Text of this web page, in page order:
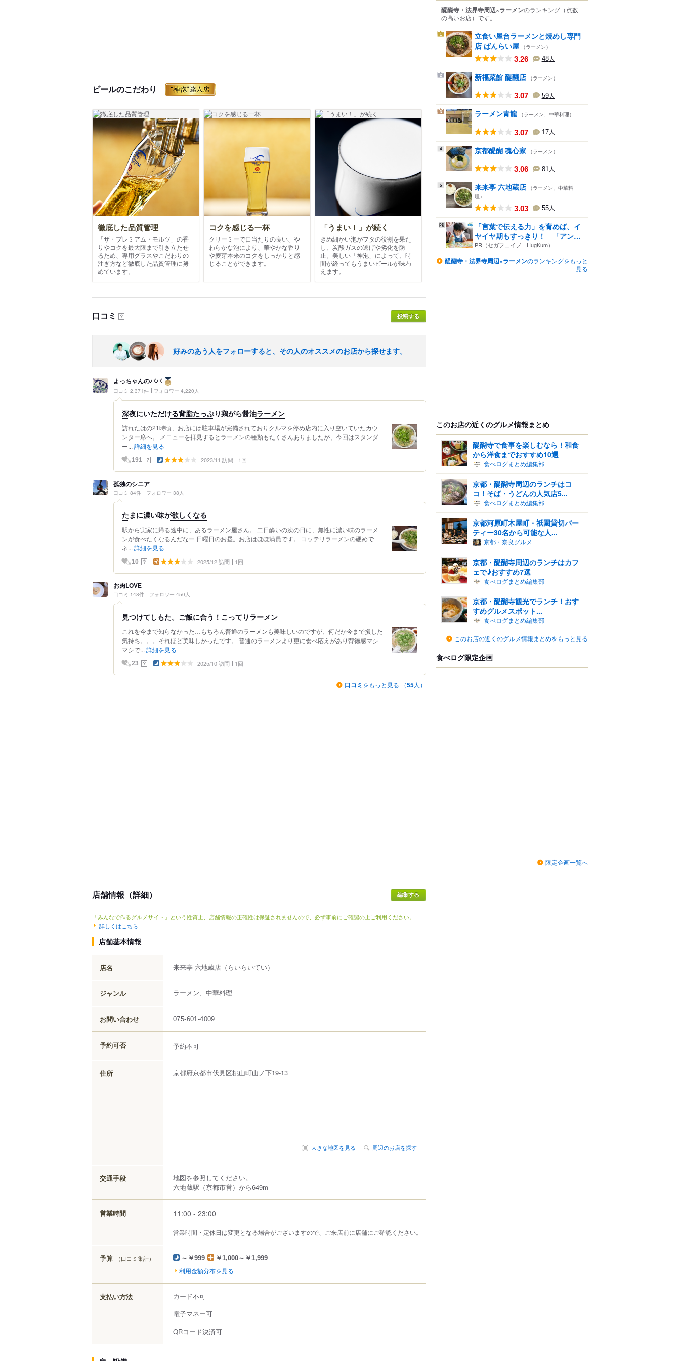
ビールのこだわり
徹底した品質管理
「ザ・プレミアム・モルツ」の香
りやコクを最大限まで引き立たせ
るため、専用グラスやこだわりの
注ぎ方など徹底した品質管理に努
めています。
コクを感じる一杯
クリーミーで口当たりの良い、や
わらかな泡により、華やかな香り
や麦芽本来のコクをしっかりと感
じることができます。
「うまい！」が続く
きめ細かい泡がフタの役割を果た
し、炭酸ガスの逃げや劣化を防
止。美しい「神泡」によって、時
間が経ってもうまいビールが味わ
えます。
口コミ ？ 投稿する
好みのあう人をフォローすると、その人のオススメのお店から探せます。
よっちゃんのパパ
口コミ 2,371件 フォロワー 4,220人
深夜にいただける背脂たっぷり鶏がら醤油ラーメン
訪れたはの21時頃、お店には駐車場が完備されておりクルマを停め店内に入り空いていたカウ
ンター席へ。 メニューを拝見するとラーメンの種類もたくさんありましたが、今回はスタンダ
ー... 詳細を見る
191 ？ 2023/11 訪問 1回
孤独のシニア
口コミ 84件 フォロワー 38人
たまに濃い味が欲しくなる
駅から実家に帰る途中に、あるラーメン屋さん。 二日酔いの次の日に、無性に濃い味のラーメ
ンが食べたくなるんだなー 日曜日のお昼。お店はほぼ満員です。 コッテリラーメンの硬めで
ネ... 詳細を見る
10 ？ 2025/12 訪問 1回
お肉LOVE
口コミ 148件 フォロワー 450人
見つけてしもた。ご飯に合う！こってりラーメン
これを今まで知らなかった…もちろん普通のラーメンも美味しいのですが、何だか今まで損した
気持ち。。。それほど美味しかったです。 普通のラーメンより更に食べ応えがあり背徳感マシ
マシで... 詳細を見る
23 ？ 2025/10 訪問 1回
口コミ をもっと見る （55人）
店舗情報（詳細）
「みんなで作るグルメサイト」という性質上、店舗情報の正確性は保証されませんので、必ず事前にご確認の上ご利用ください。
詳しくはこちら
店舗基本情報
店名 来来亭 六地蔵店 （らいらいてい）
ジャンル ラーメン、中華料理
お問い合わせ 075-601-4009
予約可否 予約不可
住所 京都府京都市伏見区桃山町山ノ下19-13
大きな地図を見る 周辺のお店を探す
交通手段
地図を参照してください。
六地蔵駅（京都市営）から649m
営業時間 11:00 - 23:00
営業時間・定休日は変更となる場合がございますので、ご来店前に店舗にご確認ください。
予算 （口コミ集計） ～￥999 ￥1,000～￥1,999
利用金額分布を見る
支払い方法
カード不可
電子マネー可
QRコード決済可
醍醐寺・法界寺周辺×ラーメンのランキング （点数
の高いお店） です。
1
立食い屋台ラーメンと焼めし専門
店 ばんらい屋 （ラーメン）
3.26 48人
2 新福菜館 醍醐店 （ラーメン）
3.07 59人
3 ラーメン青龍 （ラーメン、中華料理）
3.07 17人
4 京都醍醐 魂心家 （ラーメン）
3.06 81 人
5 来来亭 六地蔵店 （ラーメン、中華料
理）
3.03 55人
「言葉で伝える力」を育めば、イ
ヤイヤ期もすっきり！ 「アン
パ...
PR（セガフェイブ｜HugKum）
醍醐寺・法界寺周辺×ラーメンのランキングをもっと
見る
このお店の近くのグルメ情報まとめ
醍醐寺で食事を楽しむなら！和食
から洋食までおすすめ10選
食べログまとめ編集部
京都・醍醐寺周辺のランチはコ
コ！そば・うどんの人気店5...
食べログまとめ編集部
京都河原町木屋町・祇園貸切パー
ティー30名から可能な人...
京都・奈良グルメ
京都・醍醐寺周辺のランチはカフ
ェで♪おすすめ7選
食べログまとめ編集部
京都・醍醐寺観光でランチ！おす
すめグルメスポット...
食べログまとめ編集部
このお店の近くのグルメ情報まとめをもっと見る
食べログ限定企画
限定企画一覧へ